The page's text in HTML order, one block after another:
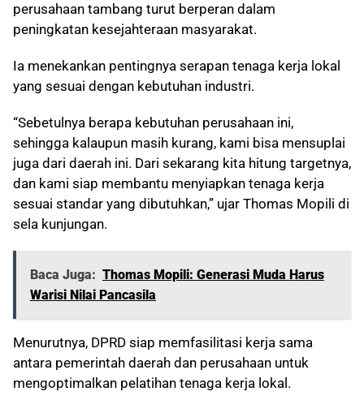
perusahaan tambang turut berperan dalam
peningkatan kesejahteraan masyarakat.
Ia menekankan pentingnya serapan tenaga kerja lokal
yang sesuai dengan kebutuhan industri.
“Sebetulnya berapa kebutuhan perusahaan ini,
sehingga kalaupun masih kurang, kami bisa mensuplai
juga dari daerah ini. Dari sekarang kita hitung targetnya,
dan kami siap membantu menyiapkan tenaga kerja
sesuai standar yang dibutuhkan,” ujar Thomas Mopili di
sela kunjungan.
Baca Juga: Thomas Mopili: Generasi Muda Harus
Warisi Nilai Pancasila
Menurutnya, DPRD siap memfasilitasi kerja sama
antara pemerintah daerah dan perusahaan untuk
mengoptimalkan pelatihan tenaga kerja lokal.